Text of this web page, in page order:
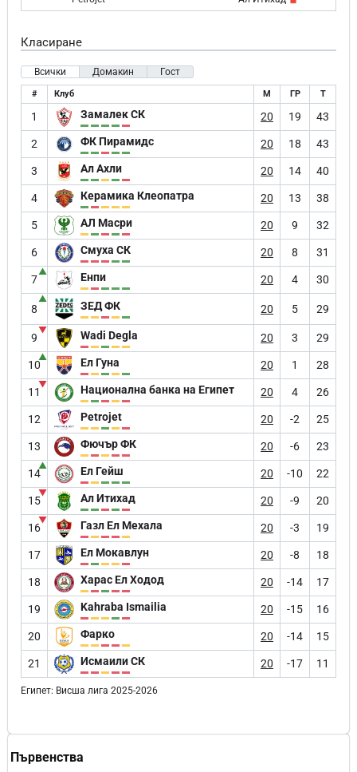
Първенства
Класиране
Всички Домакин Гост
# Клуб М ГР Т
1 Замалек СК 20 19 43
2 ФК Пирамидс 20 18 43
3 Ал Ахли 20 14 40
4 Керамика Клеопатра 20 13 38
5 АЛ Масри 20 9 32
6 Смуха СК 20 8 31
7
▲ Енпи 20 4 30
8
▲
ЗЕД ФК 20 5 29
9
▼ Wadi Degla 20 3 29
10
▲ Ел Гуна 20 1 28
11
▼ Национална банка на Египет 20 4 26
12 Petrojet 20 -2 25
13 Фючър ФК 20 -6 23
14
▲ Ел Гейш 20 -10 22
15
▼ Ал Итихад 20 -9 20
16
▼ Газл Ел Мехала 20 -3 19
17 Ел Мокавлун 20 -8 18
18 Харас Ел Ходод 20 -14 17
19 Kahraba Ismailia 20 -15 16
20 Фарко 20 -14 15
21 Исмаили СК 20 -17 11
Египет: Висша лига 2025-2026